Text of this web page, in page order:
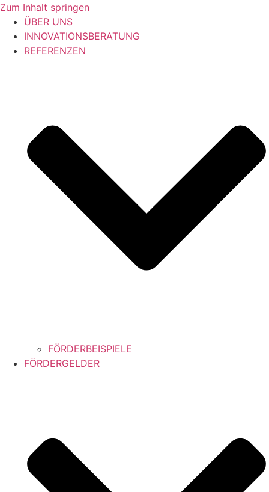
Zum Inhalt springen
ÜBER UNS
INNOVATIONSBERATUNG
REFERENZEN
FÖRDERBEISPIELE
FÖRDERGELDER